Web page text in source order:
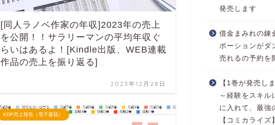
[同人ラノベ作家の年収]2023年の売上
を公開！！サラリーマンの平均年収ぐ
らいはあるよ！[Kindle出版、WEB連載
作品の売上を振り返る]
2023年12月28日
KDP売上報告（電子書籍）
発売します
借金まみれの錬
ポーションがダ
売れるの予約を
【1巻が発売し
～経験をスキル
に入れて、最強
【コミカライズ】